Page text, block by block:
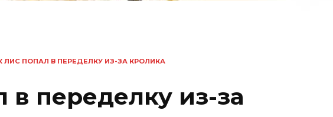
ЛИС ПОПАЛ В ПЕРЕДЕЛКУ ИЗ-ЗА КРОЛИКА
в переделку из-за